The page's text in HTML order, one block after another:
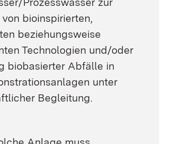
bioinspirierten,
beziehungsweise
Technologien und/oder
biobasierter Abfälle in
unter
Begleitung.